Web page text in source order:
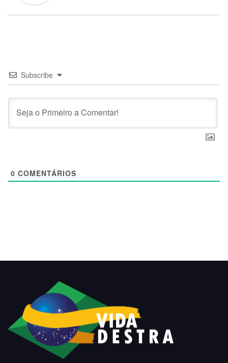
Subscribe
0 COMENTÁRIOS